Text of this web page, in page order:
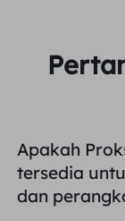
Apakah
tersedia
dan